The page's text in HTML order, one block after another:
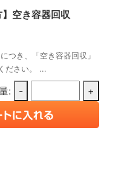
】空き容器回収
つき、「空き容器回収」
ださい。 ...
: - +